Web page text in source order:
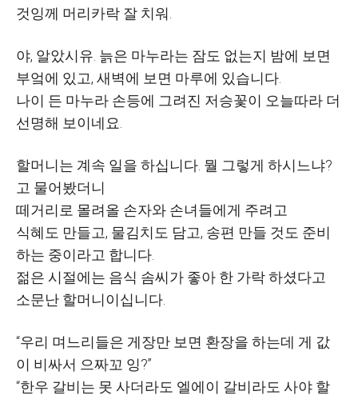
것잉께 머리카락 잘 치워
야, 알았시유 늙은 마누라는 잠도 없는지 밤에 보면
부엌에 있고, 새벽에 보면 마루에 있습니다
나이 든 마누라 손등에 그려진 저승꽃이 오늘따라 더
선명해 보이네요
할머니는 계속 일을 하십니다 뭘 그렇게 하시느냐?
고 물어봤더니
떼거리로 몰려올 손자와 손녀들에게 주려고
식혜도 만들고, 물김치도 담고, 송편 만들 것도 준비
하는 중이라고 합니다
젊은 시절에는 음식 솜씨가 좋아 한 가락 하셨다고
소문난 할머니이십니다
“우리 며느리들은 게장만 보면 환장을 하는데 게 값
이 비싸서 으짜꼬 잉?”
“한우 갈비는 못 사더라도 엘에이 갈비라도 사야 할